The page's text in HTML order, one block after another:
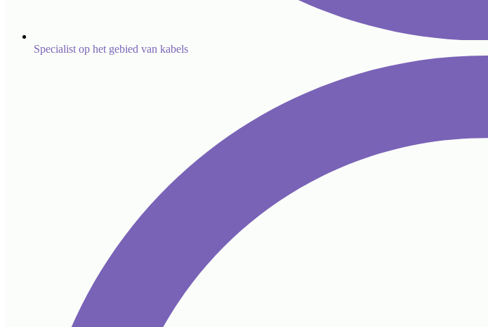
Specialist op het gebied van kabels